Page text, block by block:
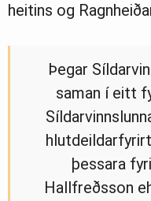
heitins og
Þegar
saman í eitt
þessara
Hallfreðsson